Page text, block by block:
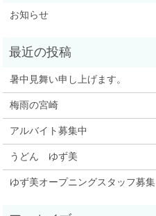
お知らせ
暑中見舞い申し上げます。
梅雨の宮崎
アルバイト募集中
うどん ゆず美
ゆず美オープニングスタッフ募集